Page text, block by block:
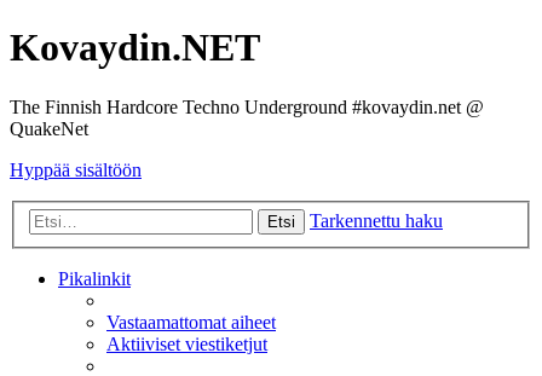
Kovaydin.NET
The Finnish Hardcore Techno Underground #kovaydin.net @
QuakeNet
Hyppää sisältöön
Etsi Tarkennettu haku
Pikalinkit
Vastaamattomat aiheet
Aktiiviset viestiketjut